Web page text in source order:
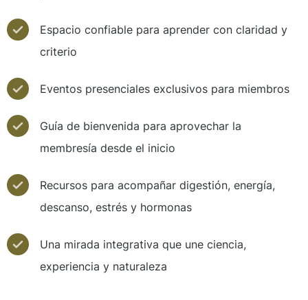
Espacio confiable para aprender con claridad y
criterio
Eventos presenciales exclusivos para miembros
Guía de bienvenida para aprovechar la
membresía desde el inicio
Recursos para acompañar digestión, energía,
descanso, estrés y hormonas
Una mirada integrativa que une ciencia,
experiencia y naturaleza